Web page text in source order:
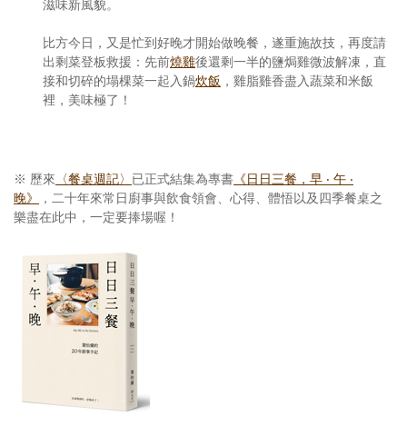
滋味新風貌。
比方今日，又是忙到好晚才開始做晚餐，遂重施故技，再度請
出剩菜登板救援：先前燒雞後還剩一半的鹽焗雞微波解凍，直
接和切碎的塌棵菜一起入鍋炊飯 ，雞脂雞香盡入蔬菜和米飯
裡，美味極了！
※ 歷來 〈餐桌週記〉 已正式結集為專書 《日日三餐，早 ‧ 午 ‧
晚》
，二十年來常日廚事與飲食領會、心得、體悟以及四季餐桌之
樂盡在此中，一定要捧場喔！